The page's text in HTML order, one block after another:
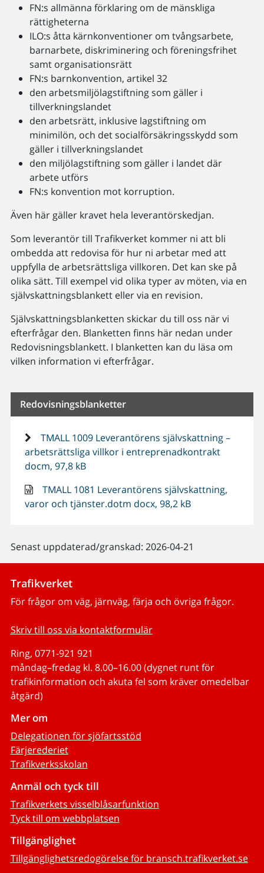
FN:s allmänna förklaring om de mänskliga
rättigheterna
ILO:s åtta kärnkonventioner om tvångsarbete,
barnarbete, diskriminering och föreningsfrihet
samt organisationsrätt
FN:s barnkonvention, artikel 32
den arbetsmiljölagstiftning som gäller i
tillverkningslandet
den arbetsrätt, inklusive lagstiftning om
minimilön, och det socialförsäkringsskydd som
gäller i tillverkningslandet
den miljölagstiftning som gäller i landet där
arbete utförs
FN:s konvention mot korruption.
Även här gäller kravet hela leverantörskedjan.
Som leverantör till Trafikverket kommer ni att bli
ombedda att redovisa för hur ni arbetar med att
uppfylla de arbetsrättsliga villkoren. Det kan ske på
olika sätt. Till exempel vid olika typer av möten, via en
självskattningsblankett eller via en revision.
Självskattningsblanketten skickar du till oss när vi
efterfrågar den. Blanketten finns här nedan under
Redovisningsblankett. I blanketten kan du läsa om
vilken information vi efterfrågar.
Redovisningsblanketter
TMALL 1009 Leverantörens självskattning –
arbetsrättsliga villkor i entreprenadkontrakt
docm, 97,8 kB
TMALL 1081 Leverantörens självskattning,
varor och tjänster.dotm docx, 98,2 kB
Senast uppdaterad/granskad: 2026-04-21
Trafikverket
För frågor om väg, järnväg, färja och övriga frågor.
Skriv till oss via kontaktformulär
Ring, 0771-921 921
måndag–fredag kl. 8.00–16.00 (dygnet runt för
trafikinformation och akuta fel som kräver omedelbar
åtgärd)
Mer om
Delegationen för sjöfartsstöd
Färjerederiet
Trafikverksskolan
Anmäl och tyck till
Trafikverkets visselblåsarfunktion
Tyck till om webbplatsen
Tillgänglighet
Tillgänglighetsredogörelse för bransch.trafikverket.se